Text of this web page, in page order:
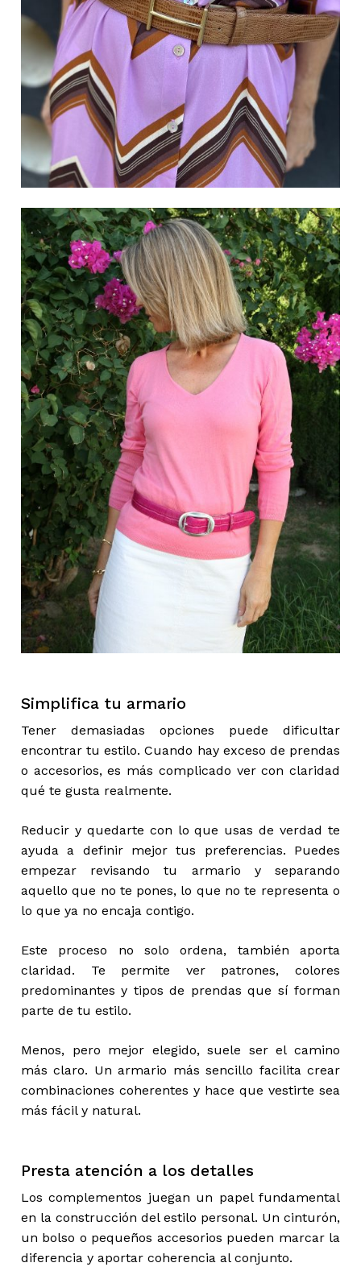
Simplifica tu armario
Tener demasiadas opciones puede dificultar
encontrar tu estilo. Cuando hay exceso de prendas
o accesorios, es más complicado ver con claridad
qué te gusta realmente.
Reducir y quedarte con lo que usas de verdad te
ayuda a definir mejor tus preferencias. Puedes
empezar revisando tu armario y separando
aquello que no te pones, lo que no te representa o
lo que ya no encaja contigo.
Este proceso no solo ordena, también aporta
claridad. Te permite ver patrones, colores
predominantes y tipos de prendas que sí forman
parte de tu estilo.
Menos, pero mejor elegido, suele ser el camino
más claro. Un armario más sencillo facilita crear
combinaciones coherentes y hace que vestirte sea
más fácil y natural.
Presta atención a los detalles
Los complementos juegan un papel fundamental
en la construcción del estilo personal. Un cinturón,
un bolso o pequeños accesorios pueden marcar la
diferencia y aportar coherencia al conjunto.